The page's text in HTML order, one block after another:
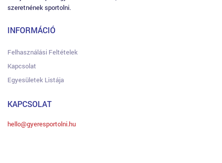
szeretnének sportolni.
INFORMÁCIÓ
Felhasználási Feltételek
Kapcsolat
Egyesületek Listája
KAPCSOLAT
hello@gyeresportolni.hu